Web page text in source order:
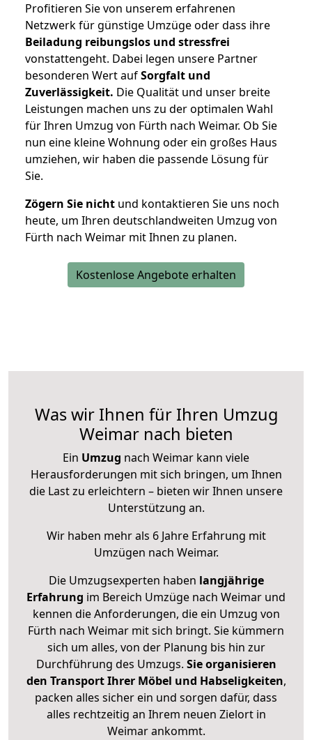
Profitieren Sie von unserem erfahrenen
Netzwerk für günstige Umzüge oder dass ihre
Beiladung reibungslos und stressfrei
vonstattengeht. Dabei legen unsere Partner
besonderen Wert aufSorgfalt und
Zuverlässigkeit. Die Qualität und unser breite
Leistungen machen uns zu der optimalen Wahl
für Ihren Umzug von Fürth nach Weimar. Ob Sie
nun eine kleine Wohnung oder ein großes Haus
umziehen, wir haben die passende Lösung für
Sie.
Zögern Sie nicht und kontaktieren Sie uns noch
heute, um Ihren deutschlandweiten Umzug von
Fürth nach Weimar mit Ihnen zu planen.
Kostenlose Angebote erhalten
Was wir Ihnen für Ihren Umzug
Weimar nach bieten
Ein Umzug nach Weimar kann viele
Herausforderungen mit sich bringen, um Ihnen
die Last zu erleichtern – bieten wir Ihnen unsere
Unterstützung an.
Wir haben mehr als 6 Jahre Erfahrung mit
Umzügen nach Weimar.
Die Umzugsexperten haben langjährige
Erfahrung im Bereich Umzüge nach Weimar und
kennen die Anforderungen, die ein Umzug von
Fürth nach Weimar mit sich bringt. Sie kümmern
sich um alles, von der Planung bis hin zur
Durchführung des Umzugs. Sie organisieren
den Transport Ihrer Möbel und Habseligkeiten,
packen alles sicher ein und sorgen dafür, dass
alles rechtzeitig an Ihrem neuen Zielort in
Weimar ankommt.